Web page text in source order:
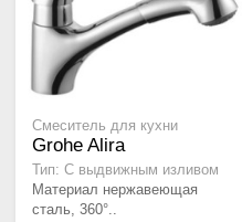
Смеситель для кухни
Grohe Alira
Тип: С выдвижным изливом
Материал нержавеющая
сталь, 360°..